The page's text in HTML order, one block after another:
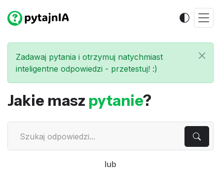
Zadawaj pytania i otrzymuj natychmiast
inteligentne odpowiedzi - przetestuj! :)
Jakie masz pytanie?
lub